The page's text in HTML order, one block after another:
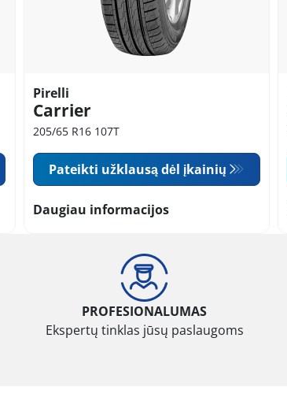
Pirelli
Carrier
205/65 R16 107T
Pateikti užklausą dėl įkainių
Daugiau informacijos
PROFESIONALUMAS
Ekspertų tinklas jūsų paslaugoms